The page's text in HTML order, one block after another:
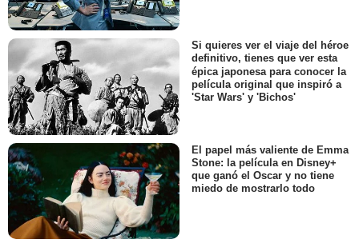
Si quieres ver el viaje del héroe
definitivo, tienes que ver esta
épica japonesa para conocer la
película original que inspiró a
'Star Wars' y 'Bichos'
El papel más valiente de Emma
Stone: la película en Disney+
que ganó el Oscar y no tiene
miedo de mostrarlo todo